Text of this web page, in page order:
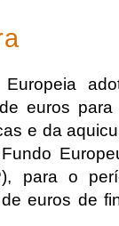
Europeia
euros para
e da
para o
euros de